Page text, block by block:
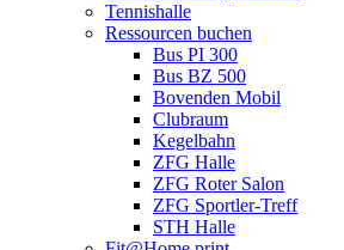
Tennishalle
Ressourcen buchen
Bus PI 300
Bus BZ 500
Bovenden Mobil
Clubraum
Kegelbahn
ZFG Halle
ZFG Roter Salon
ZFG Sportler-Treff
STH Halle